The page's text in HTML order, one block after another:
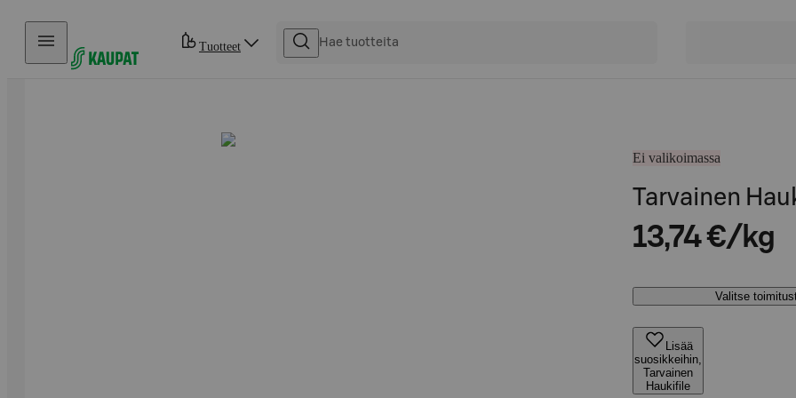
Hyppää sisältöön
Tuotteet
Ei valikoimassa
Tarvainen
13,74 €/kg
Valitse
Lisää
suosikkeihin,
Tarvainen
Haukifile